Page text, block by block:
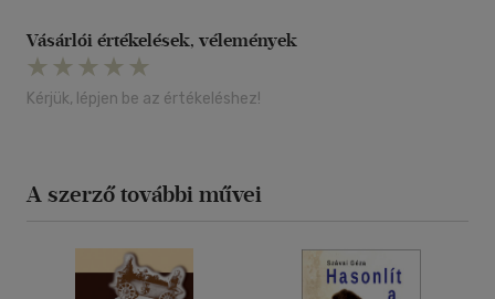
Vásárlói értékelések, vélemények
Kérjük, lépjen be az értékeléshez!
A szerző további művei